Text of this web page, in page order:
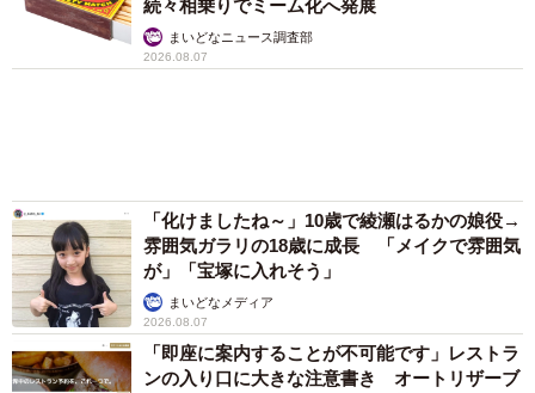
3代目にあたるT32型エクストレイルは2013年から2022年
まで販売された。
従来の直線的で無骨な外観デザインから一転、曲線を多用
したモダンなスタイルへと刷新された。さらに5人乗り仕様
に加え、3列シート7人乗りモデルも設定されているのが特
した4日間 「命の重さはみんな同じ」保護団
体代表の訴え
渡辺 晴子
愛車は総走行距離17万キロのホンダレジェン
ド 「どなたか欲しい方が居たら」 大御所漫
才師が譲渡の意向
まいどなトピック
６位以降を見る